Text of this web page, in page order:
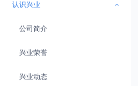
认识兴业
公司简介
兴业荣誉
兴业动态